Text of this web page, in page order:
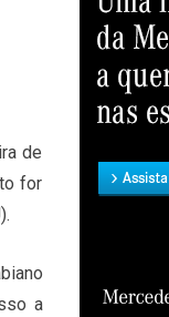
de
for
a